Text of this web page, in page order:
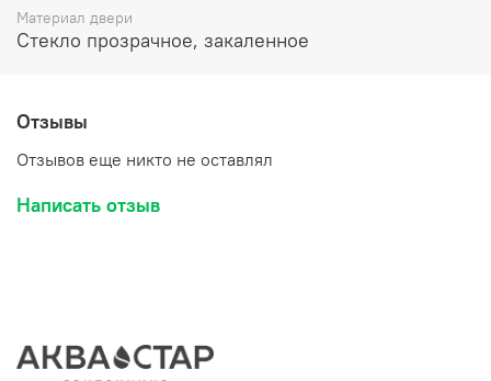
Материал двери
Стекло прозрачное, закаленное
Отзывы
Отзывов еще никто не оставлял
Написать отзыв